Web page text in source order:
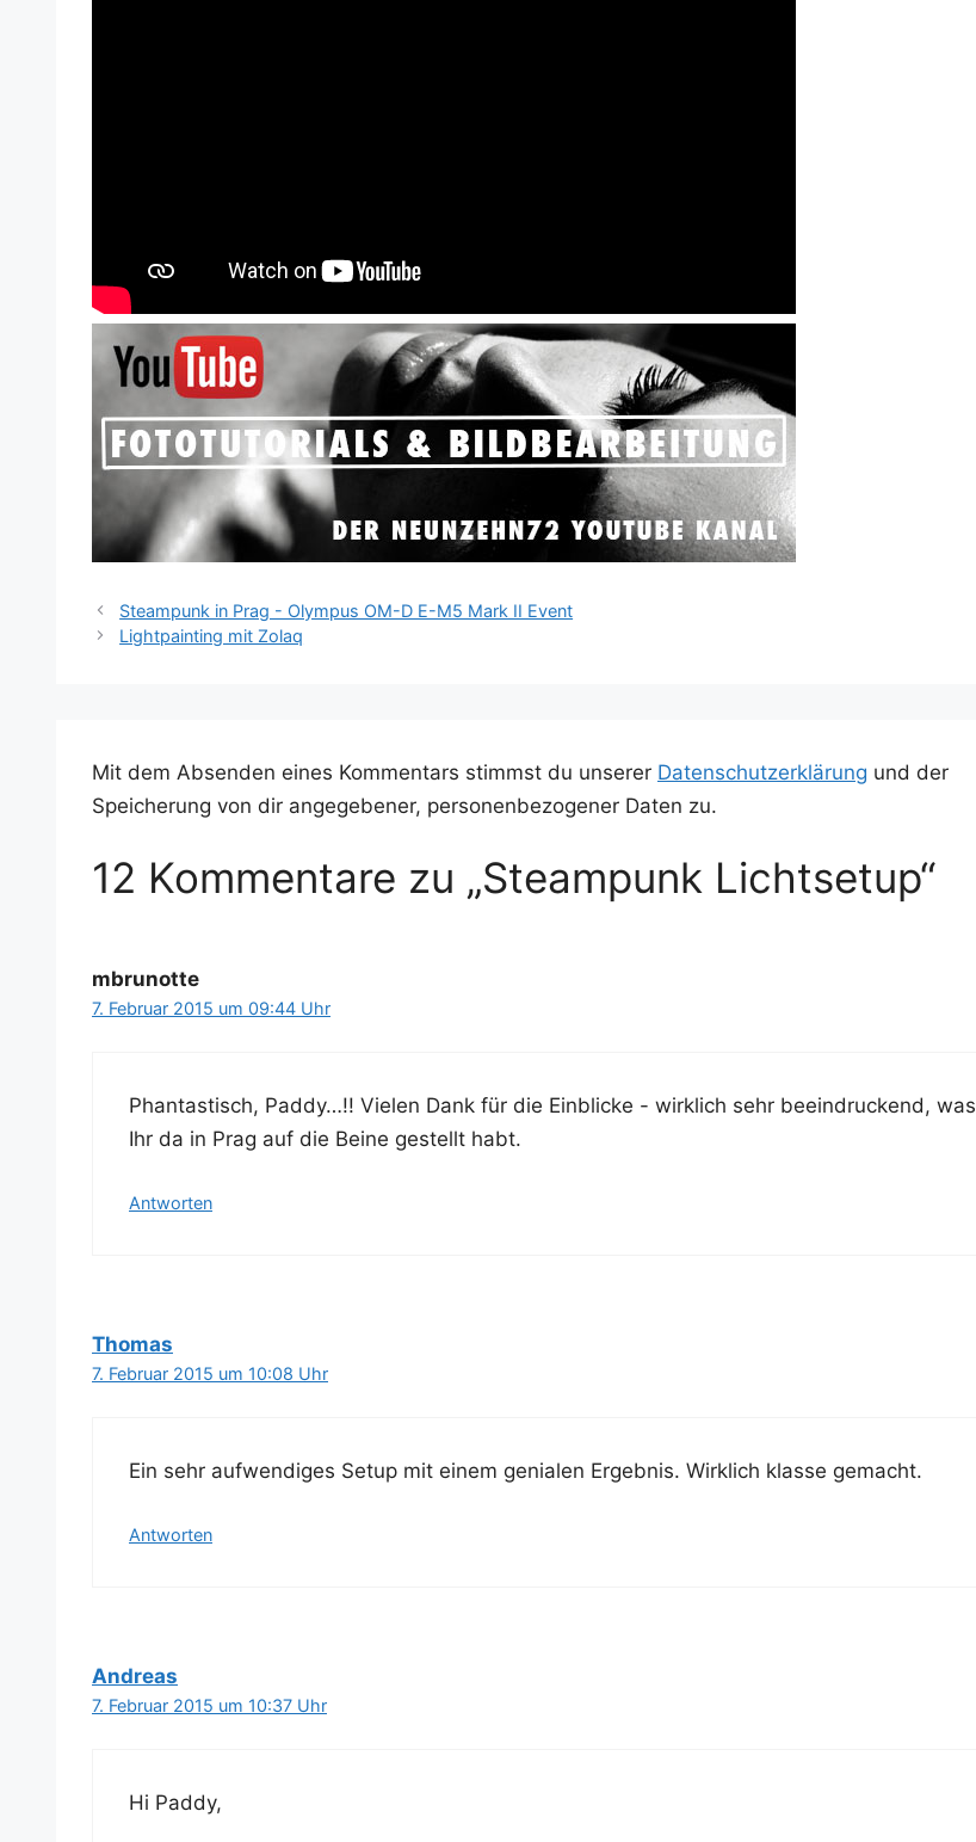
Steampunk in Prag - Olympus OM-D E-M5 Mark II Event
Lightpainting mit Zolaq
Mit dem Absenden eines Kommentars stimmst du unserer Datenschutzerklärung und der
Speicherung von dir angegebener, personenbezogener Daten zu.
12 Kommentare zu „Steampunk Lichtsetup“
mbrunotte
7. Februar 2015 um 09:44 Uhr
Phan­tas­tisch, Pad­dy…!! Vie­len Dank für die Ein­bli­cke - wirk­lich sehr beein­dru­ckend, was
Ihr da in Prag auf die Bei­ne gestellt habt.
Antworten
Thomas
7. Februar 2015 um 10:08 Uhr
Ein sehr auf­wen­di­ges Set­up mit einem genia­len Ergeb­nis. Wirk­lich klas­se gemacht.
Antworten
Andreas
7. Februar 2015 um 10:37 Uhr
Hi Pad­dy,